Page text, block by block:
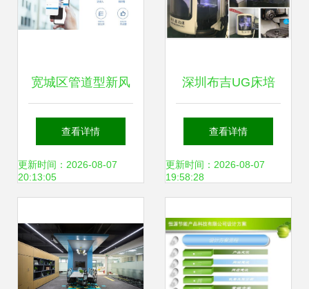
宽城区管道型新风
系统价位
查看详情
更新时间：2026-08-07
20:13:05
深圳布吉UG床培
训 学专业设计与费
用解析
查看详情
更新时间：2026-08-07
19:58:28